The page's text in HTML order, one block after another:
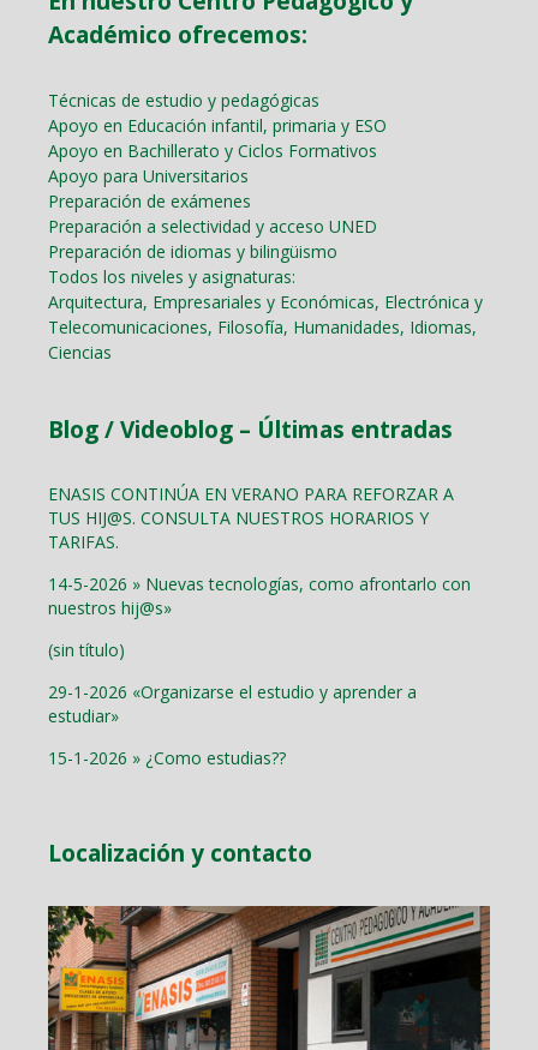
Académico ofrecemos:
Técnicas de estudio y pedagógicas
Apoyo en Educación infantil, primaria y ESO
Apoyo en Bachillerato y Ciclos Formativos
Apoyo para Universitarios
Preparación de exámenes
Preparación a selectividad y acceso UNED
Preparación de idiomas y bilingüismo
Todos los niveles y asignaturas:
Arquitectura, Empresariales y Económicas, Electrónica y
Telecomunicaciones, Filosofía, Humanidades, Idiomas,
Ciencias
Blog / Videoblog – Últimas entradas
ENASIS CONTINÚA EN VERANO PARA REFORZAR A
TUS HIJ@S. CONSULTA NUESTROS HORARIOS Y
TARIFAS.
14-5-2026 » Nuevas tecnologías, como afrontarlo con
nuestros hij@s»
(sin título)
29-1-2026 «Organizarse el estudio y aprender a
estudiar»
15-1-2026 » ¿Como estudias??
Localización y contacto